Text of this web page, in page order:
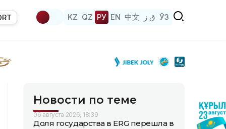
KZ QZ РУ EN 中文 ق ز ЎЗ
Новости по теме
06 августа 2026, 18:39
Доля государства в ERG перешла в